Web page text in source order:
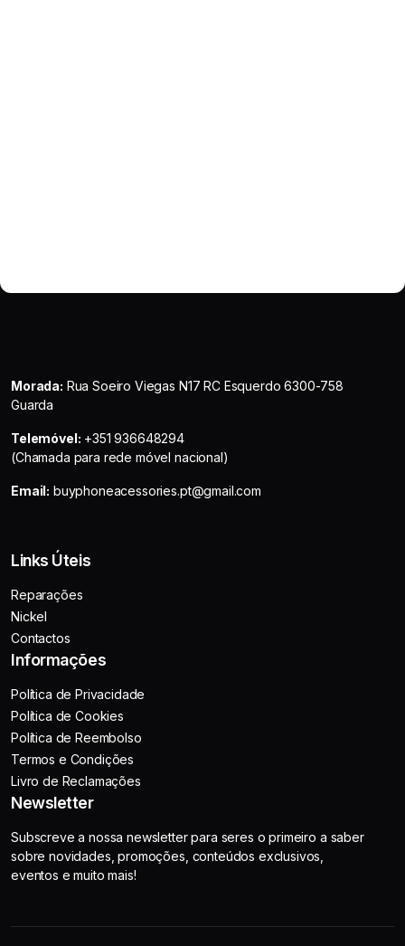
Morada: Rua Soeiro Viegas N17 RC Esquerdo 6300-758
Guarda
Telemóvel: +351 936648294
(Chamada para rede móvel nacional)
Email: buyphoneacessories.pt@gmail.com
Links Úteis
Reparações
Nickel
Contactos
Informações
Política de Privacidade
Política de Cookies
Política de Reembolso
Termos e Condições
Livro de Reclamações
Newsletter
Subscreve a nossa newsletter para seres o primeiro a saber
sobre novidades, promoções, conteúdos exclusivos,
eventos e muito mais!